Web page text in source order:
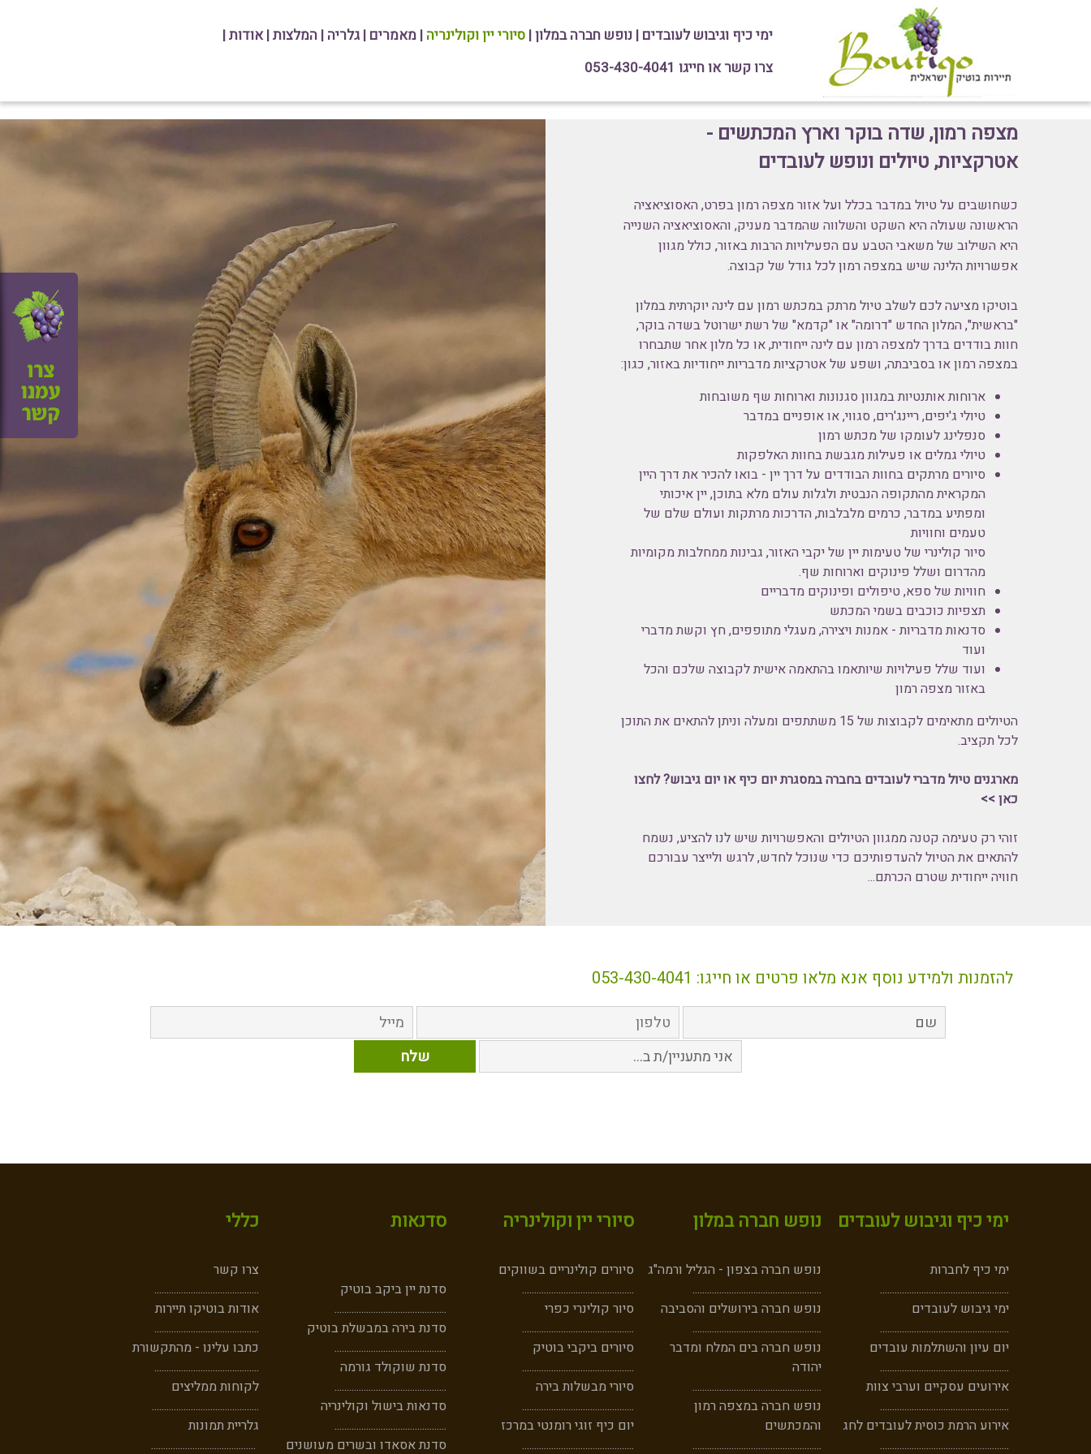
ימי כיף וגיבוש לעובדים | נופש חברה במלון| סיורי יין וקולינריה | מאמרים | גלריה | המלצות| אודות|
צרו קשר או חייגו 053-430-4041
מצפה רמון, שדה בוקר וארץ המכתשים -
אטרקציות, טיולים ונופש לעובדים
כשחושבים על טיול במדבר בכלל ועל אזור מצפה רמון בפרט, האסוציאציה
הראשונה שעולה היא השקט והשלווה שהמדבר מעניק, והאסוציאציה השנייה
היא השילוב של משאבי הטבע עם הפעילויות הרבות באזור, כולל מגוון
אפשרויות הלינה שיש במצפה רמון לכל גודל של קבוצה.
בוטיקו מציעה לכם לשלב טיול מרתק במכתש רמון עם לינה יוקרתית במלון
"בראשית", המלון החדש "דרומה" או "קדמא" של רשת ישרוטל בשדה בוקר,
חוות בודדים בדרך למצפה רמון עם לינה ייחודית, או כל מלון אחר שתבחרו
במצפה רמון או בסביבתה, ושפע של אטרקציות מדבריות ייחודיות באזור, כגון:​​​
ארוחות אותנטיות במגוון סגנונות וארוחות שף משובחות
טיולי ג'יפים, ריינג'רים, סגווי, או אופניים במדבר
סנפלינג לעומקו של מכתש רמון
טיולי גמלים או פעילות מגבשת בחוות האלפקות
סיורים מרתקים בחוות הבודדים על דרך יין - בואו להכיר את דרך היין
המקראית מהתקופה הנבטית ולגלות עולם מלא בתוכן, יין איכותי
ומפתיע במדבר, כרמים מלבלבות, הדרכות מרתקות ועולם שלם של
טעמים וחוויות
סיור קולינרי של טעימות יין של יקבי האזור, גבינות ממחלבות מקומיות
מהדרום ושלל פינוקים וארוחות שף.
חוויות של ספא, טיפולים ופינוקים מדבריים
תצפיות כוכבים בשמי המכתש
סדנאות מדבריות - אמנות ויצירה, מעגלי מתופפים, חץ וקשת מדברי
ועוד
ועוד שלל פעילויות שיותאמו בהתאמה אישית לקבוצה שלכם והכל
באזור מצפה רמון
הטיולים מתאימים לקבוצות של 15 משתתפים ומעלה וניתן להתאים את התוכן
לכל תקציב.
מארגנים טיול מדברי לעובדים בחברה במסגרת יום כיף או יום גיבוש? לחצו
כאן >>
זוהי רק טעימה קטנה ממגוון הטיולים והאפשרויות שיש לנו להציע, נשמח
להתאים את הטיול להעדפותיכם כדי שנוכל לחדש, לרגש ולייצר עבורכם
חוויה ייחודית שטרם הכרתם...
ימי כיף וגיבוש לעובדים נופש חברה במלון סיורי יין וקולינריה סדנאות כללי
ימי כיף לחברות
.......................................
............
..
ימי גיבוש לעובדים
....................................
............
.....
יום עיון והשתלמות עובדים
...................................
............
......
אירועים עסקיים וערבי צוות
..................................
......
.............
אירוע הרמת כוסית לעובדים לחג
.................................
......
..............
נופש חברה בצפון - הגליל ורמה"ג
.........................................
....
......
..
נופש חברה בירושלים והסביבה
.........................................
...
......
...
נופש חברה בים המלח ומדבר
יהודה
.........................................
...
......
...
נופש חברה במצפה רמון
והמכתשים
.........................................
..
......
....
סיורים קולינריים בשווקים
..............................................
סיור קולינרי כפרי
..............................................
סיורים ביקבי בוטיק
..............................................
סיורי מבשלות בירה
..............................................
יום כיף זוגי רומנטי במרכז
..............................................
סדנת יין ביקב בוטיק
..................................
......
......
סדנת בירה במבשלת בוטיק
....................................
......
....
סדנת שוקולד גורמה
......................................
......
..
סדנאות בישול וקולינריה
......................................
......
..
סדנת אסאדו ובשרים מעושנים
צרו קשר
...........................................
אודות בוטיקו תיירות
...........................................
כתבו עלינו - מהתקשורת
...........................................
לקוחות ממליצים
............................................
גלריית תמונות
...........................................